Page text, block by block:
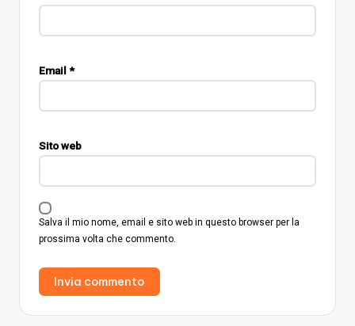
Email *
Sito web
Salva il mio nome, email e sito web in questo browser per la
prossima volta che commento.